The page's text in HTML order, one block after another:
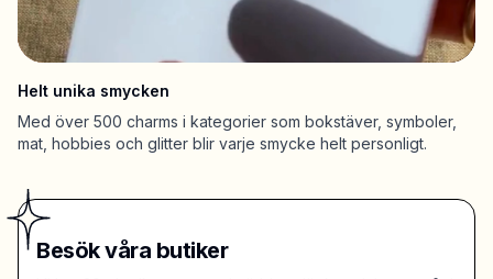
Helt unika smycken
Med över 500 charms i kategorier som bokstäver, symboler,
mat, hobbies och glitter blir varje smycke helt personligt.
Besök våra butiker